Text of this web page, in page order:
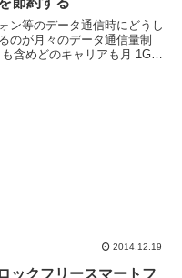
ン等のデータ通信時にどうし
のが月々のデータ通信量制
含めどのキャリアも月 1GB
2014.12.19
ックフリースマートフ